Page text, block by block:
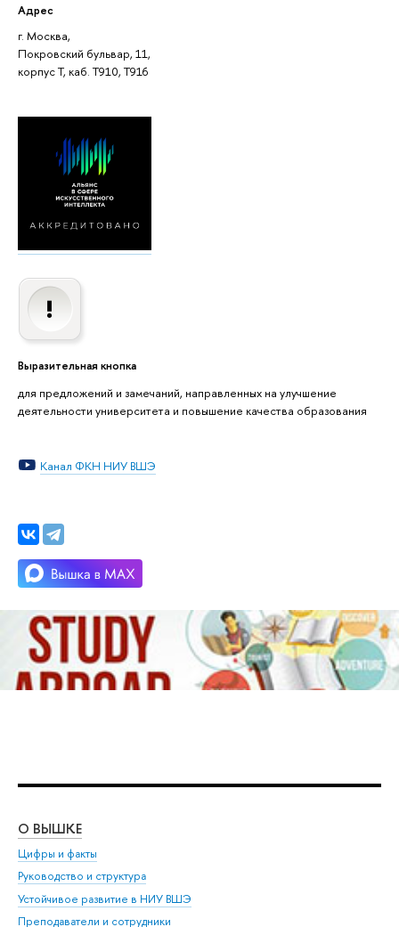
Адрес
г. Москва,
Покровский бульвар, 11,
корпус T, каб. T910, Т916
Выразительная кнопка
для предложений и замечаний, направленных на улучшение
деятельности университета и повышение качества образования
Канал ФКН НИУ ВШЭ
О ВЫШКЕ
Цифры и факты
Руководство и структура
Устойчивое развитие в НИУ ВШЭ
Преподаватели и сотрудники